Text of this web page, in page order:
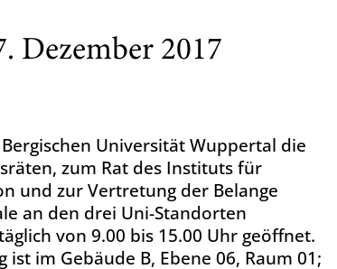
Dezember 2017
Universität Wuppertal die
zum Rat des Instituts für
und zur Vertretung der Belange
an den drei Uni-Standorten
von 9.00 bis 15.00 Uhr geöffnet.
im Gebäude B, Ebene 06, Raum 01;